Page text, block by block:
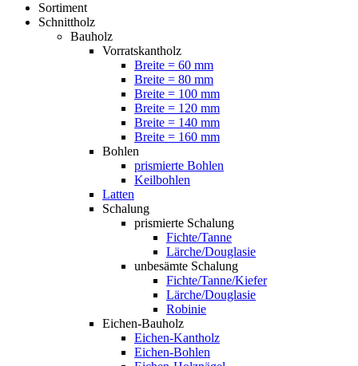
Sortiment
Schnittholz
Bauholz
Vorratskantholz
Breite = 60 mm
Breite = 80 mm
Breite = 100 mm
Breite = 120 mm
Breite = 140 mm
Breite = 160 mm
Bohlen
prismierte Bohlen
Keilbohlen
Latten
Schalung
prismierte Schalung
Fichte/Tanne
Lärche/Douglasie
unbesämte Schalung
Fichte/Tanne/Kiefer
Lärche/Douglasie
Robinie
Eichen-Bauholz
Eichen-Kantholz
Eichen-Bohlen